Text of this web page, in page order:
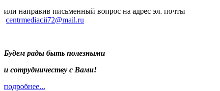
или направив письменный вопрос на адрес эл. почты
centrmediacii72@mail.ru
Будем рады быть полезными
и сотрудничеству с Вами!
подробнее...